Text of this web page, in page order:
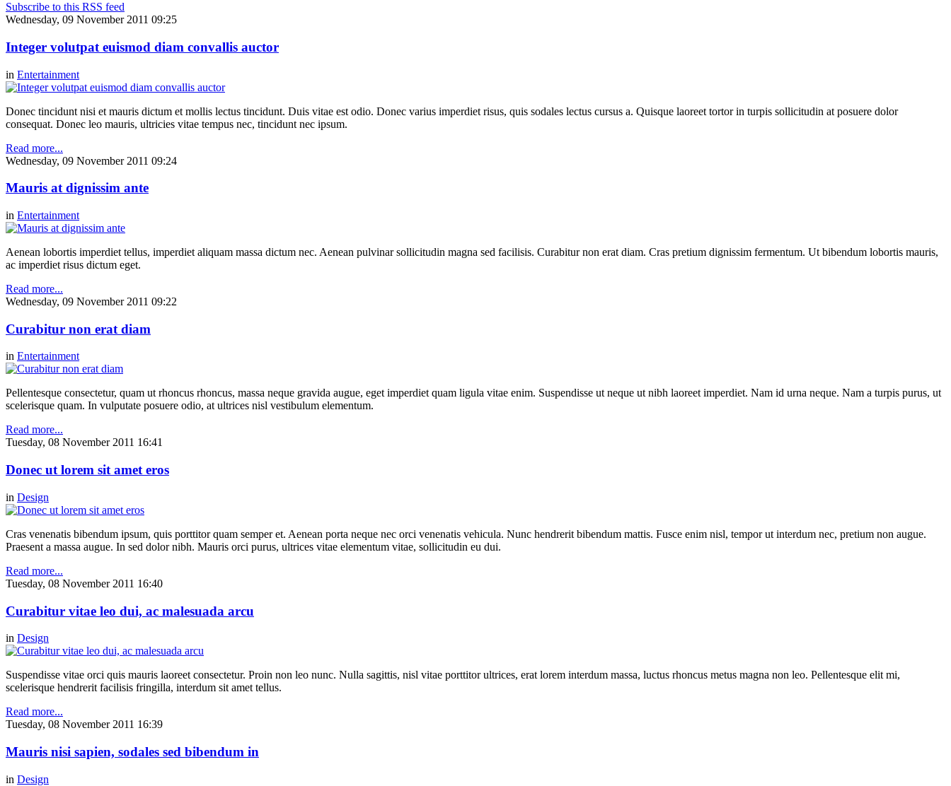
Subscribe to this RSS feed
Wednesday, 09 November 2011 09:25
Integer volutpat euismod diam convallis auctor
in Entertainment
Donec tincidunt nisi et mauris dictum et mollis lectus tincidunt. Duis vitae est odio. Donec varius imperdiet risus, quis sodales lectus cursus a. Quisque laoreet tortor in turpis sollicitudin at posuere dolor
consequat. Donec leo mauris, ultricies vitae tempus nec, tincidunt nec ipsum.
Read more...
Wednesday, 09 November 2011 09:24
Mauris at dignissim ante
in Entertainment
Aenean lobortis imperdiet tellus, imperdiet aliquam massa dictum nec. Aenean pulvinar sollicitudin magna sed facilisis. Curabitur non erat diam. Cras pretium dignissim fermentum. Ut bibendum lobortis mauris,
ac imperdiet risus dictum eget.
Read more...
Wednesday, 09 November 2011 09:22
Curabitur non erat diam
in Entertainment
Pellentesque consectetur, quam ut rhoncus rhoncus, massa neque gravida augue, eget imperdiet quam ligula vitae enim. Suspendisse ut neque ut nibh laoreet imperdiet. Nam id urna neque. Nam a turpis purus, ut
scelerisque quam. In vulputate posuere odio, at ultrices nisl vestibulum elementum.
Read more...
Tuesday, 08 November 2011 16:41
Donec ut lorem sit amet eros
in Design
Cras venenatis bibendum ipsum, quis porttitor quam semper et. Aenean porta neque nec orci venenatis vehicula. Nunc hendrerit bibendum mattis. Fusce enim nisl, tempor ut interdum nec, pretium non augue.
Praesent a massa augue. In sed dolor nibh. Mauris orci purus, ultrices vitae elementum vitae, sollicitudin eu dui.
Read more...
Tuesday, 08 November 2011 16:40
Curabitur vitae leo dui, ac malesuada arcu
in Design
Suspendisse vitae orci quis mauris laoreet consectetur. Proin non leo nunc. Nulla sagittis, nisl vitae porttitor ultrices, erat lorem interdum massa, luctus rhoncus metus magna non leo. Pellentesque elit mi,
scelerisque hendrerit facilisis fringilla, interdum sit amet tellus.
Read more...
Tuesday, 08 November 2011 16:39
Mauris nisi sapien, sodales sed bibendum in
in Design